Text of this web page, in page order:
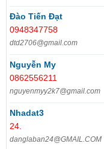
Đào Tiến Đạt
0948347758
dtd2706@gmail.com
Nguyễn My
0862556211
nguyenmyy2k7@gmail.com
Nhadat3
24.
danglaban24@GMAIL.COM